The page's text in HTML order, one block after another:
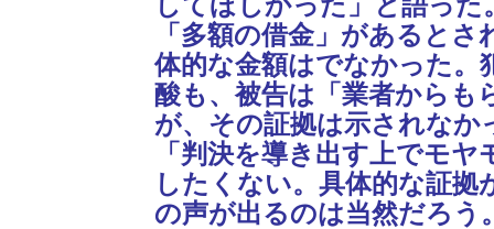
「多額の借金」があると
体的な金額はでなかった。
酸も、被告は「業者からも
が、その証拠は示されなか
「判決を導き出す上でモ
したくない。具体的な証拠
の声が出るのは当然だろう